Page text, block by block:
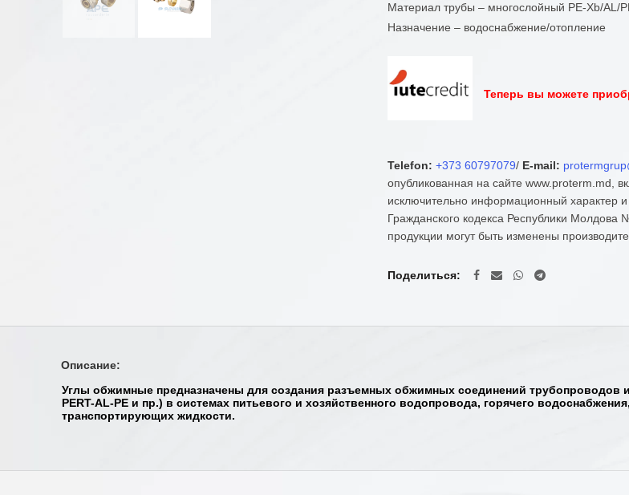
Материал трубы – многослойный PE-Xb/AL/
Назначение – водоснабжение/отопление
Теперь вы можете
Telefon: +373 60797079/ E-mail:
опубликованная на сайте www.proterm.md,
исключительно информационный характер
Гражданского кодекса Республики Молдова
продукции могут быть изменены
Поделиться
Описание:
Углы обжимные предназначены для создания разъемных обжимных соединений трубопроводов
PERT-AL-PE и пр.) в системах питьевого и хозяйственного водопровода, горячего
транспортирующих жидкости.